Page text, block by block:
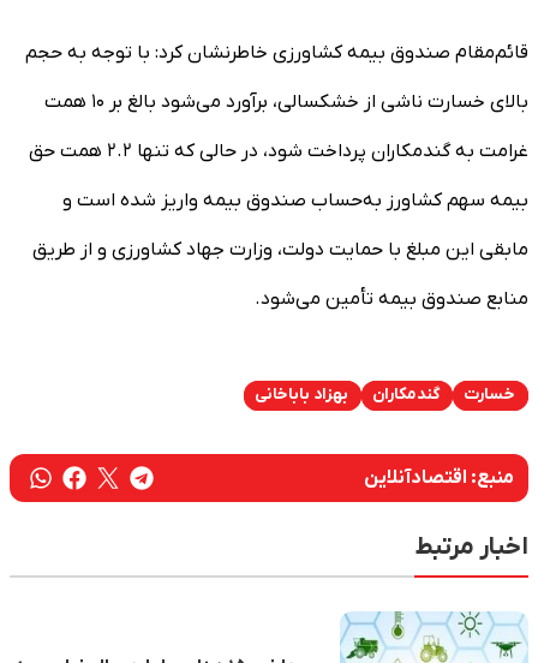
قائم‌مقام صندوق بیمه کشاورزی خاطرنشان کرد: با توجه به حجم
بالای خسارت ناشی از خشکسالی، برآورد می‌شود بالغ بر ۱۰ همت
غرامت به گندمکاران پرداخت شود، در حالی که تنها ۲.۲ همت حق
بیمه سهم کشاورز به‌حساب صندوق بیمه واریز شده است و
مابقی این مبلغ با حمایت دولت، وزارت جهاد کشاورزی و از طریق
منابع صندوق بیمه تأمین می‌شود.
خسارت گندمکاران بهزاد باباخانی
منبع: اقتصادآنلاین
اخبار مرتبط